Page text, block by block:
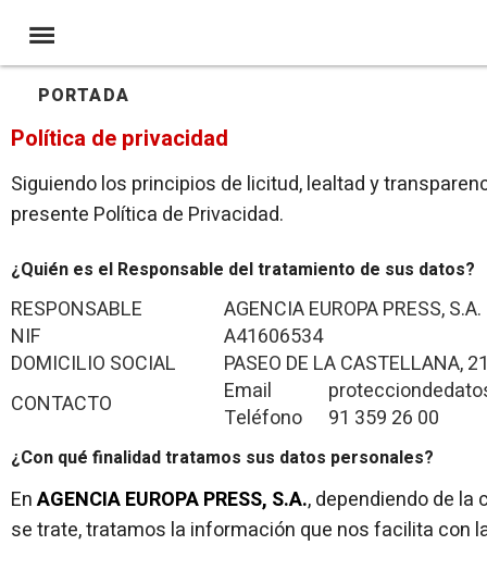
PORTADA
Política de privacidad
Siguiendo los principios de licitud, lealtad y
presente Política de Privacidad.
¿Quién es el Responsable del tratamiento de sus datos?
RESPONSABLE
AGENCIA EUROPA PRESS, S.A.
NIF
A41606534
DOMICILIO SOCIAL
PASEO DE LA CASTELLANA,
CONTACTO
Email
Teléfono
91 359 26 00
¿Con qué finalidad tratamos sus datos personales?
EnAGENCIA EUROPA PRESS, S.A., dependiendo de la
se trate, tratamos la información que nos facilita con